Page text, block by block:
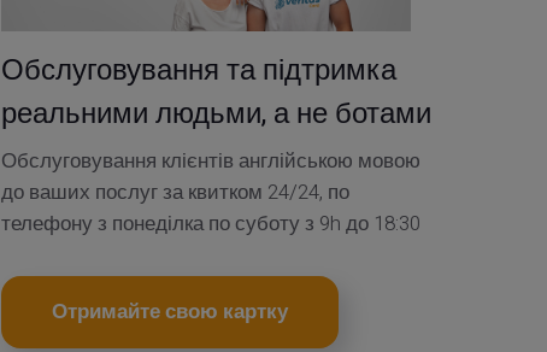
Обслуговування та підтримка
реальними людьми, а не ботами
Обслуговування клієнтів англійською мовою
до ваших послуг за квитком 24/24, по
телефону з понеділка по суботу з 9h до 18:30
Отримайте свою картку